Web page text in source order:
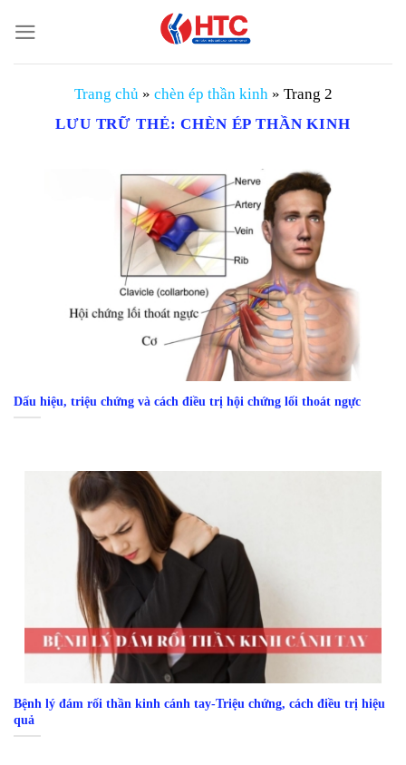
đến
nội
Trang chủ » chèn ép thần kinh» Trang 2
LƯU TRỮ THẺ:CHÈN ÉP THẦN KINH
Dấu hiệu, triệu chứng và cách điều trị hội chứng lối thoát ngực
Bệnh lý đám rối thần kinh cánh tay-Triệu chứng, cách điều trị hiệu
quả